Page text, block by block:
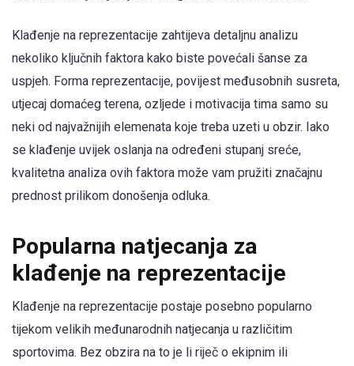
Klađenje na reprezentacije zahtijeva detaljnu analizu
nekoliko ključnih faktora kako biste povećali šanse za
uspjeh. Forma reprezentacije, povijest međusobnih susreta,
utjecaj domaćeg terena, ozljede i motivacija tima samo su
neki od najvažnijih elemenata koje treba uzeti u obzir. Iako
se klađenje uvijek oslanja na određeni stupanj sreće,
kvalitetna analiza ovih faktora može vam pružiti značajnu
prednost prilikom donošenja odluka.
Popularna natjecanja za
klađenje na reprezentacije
Klađenje na reprezentacije postaje posebno popularno
tijekom velikih međunarodnih natjecanja u različitim
sportovima. Bez obzira na to je li riječ o ekipnim ili